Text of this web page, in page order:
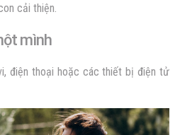
cải thiện.
mình
điện thoại hoặc các thiết bị điện tử